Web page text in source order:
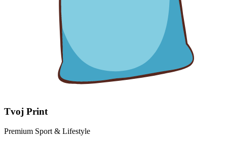
Tvoj Print
Premium Sport & Lifestyle